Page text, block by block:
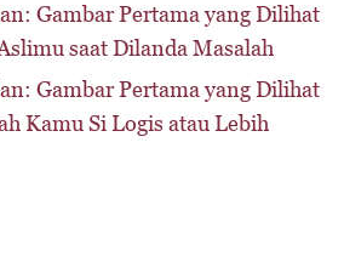
Gambar Pertama yang Dilihat
saat Dilanda Masalah
Gambar Pertama yang Dilihat
Kamu Si Logis atau Lebih